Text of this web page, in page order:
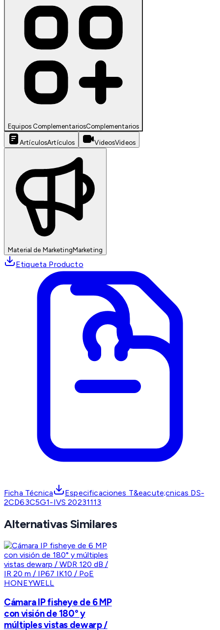
Equipos ComplementariosComplementarios
ArtículosArtículos VideosVideos
Material de MarketingMarketing
Etiqueta Producto
Ficha Técnica
Especificaciones T&eacute;cnicas DS-
2CD63C5G1-IVS 20231113
Alternativas Similares
HONEYWELL
Cámara IP fisheye de 6 MP
con visión de 180° y
múltiples vistas dewarp /